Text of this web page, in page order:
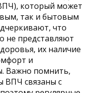
который может
так и бытовым
что
не представляют
их наличие
и
Важно помнить,
ВПЧ связаны с